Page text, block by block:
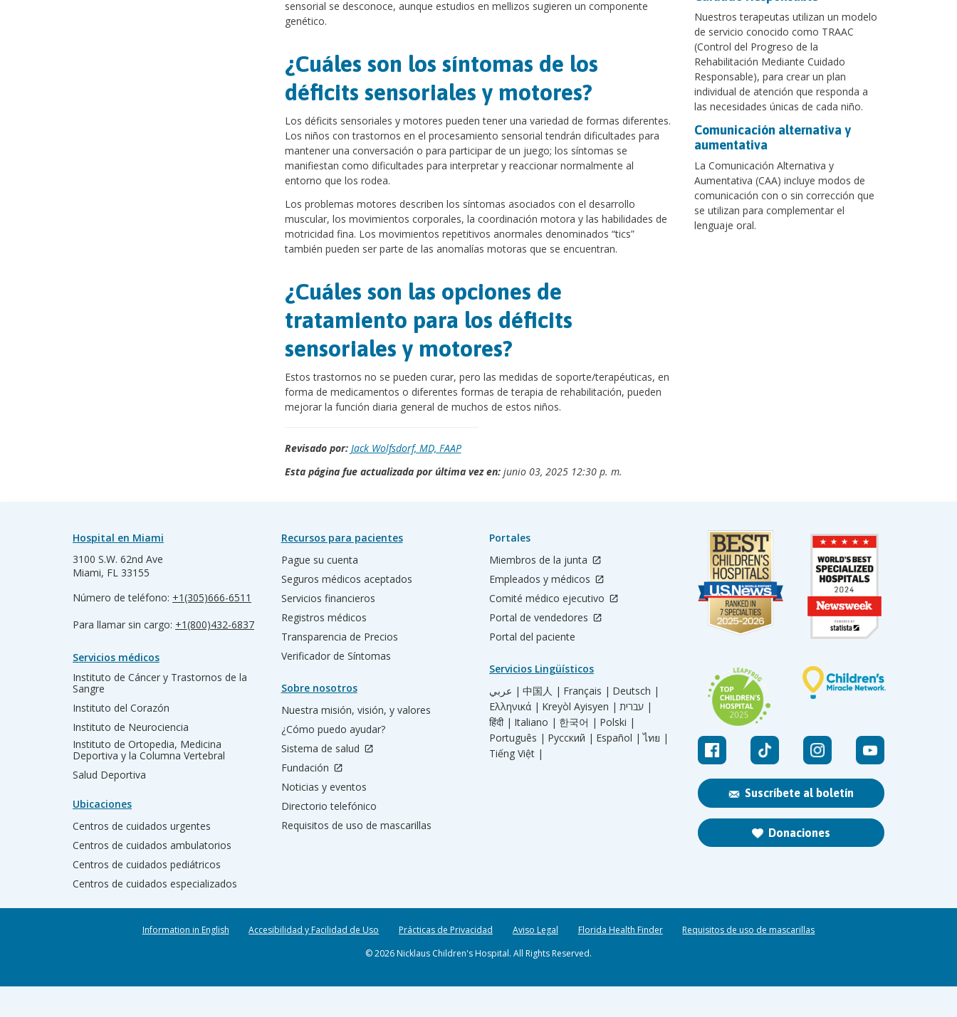
sensorial se desconoce, aunque estudios en mellizos sugieren un componente
genético.
¿Cuáles son los síntomas de los
déficits sensoriales y motores?
Los déficits sensoriales y motores pueden tener una variedad de formas diferentes.
Los niños con trastornos en el procesamiento sensorial tendrán dificultades para
mantener una conversación o para participar de un juego; los síntomas se
manifiestan como dificultades para interpretar y reaccionar normalmente al
entorno que los rodea.
Los problemas motores describen los síntomas asociados con el desarrollo
muscular, los movimientos corporales, la coordinación motora y las habilidades de
motricidad fina. Los movimientos repetitivos anormales denominados “tics”
también pueden ser parte de las anomalías motoras que se encuentran.
¿Cuáles son las opciones de
tratamiento para los déficits
sensoriales y motores?
Estos trastornos no se pueden curar, pero las medidas de soporte/terapéuticas, en
forma de medicamentos o diferentes formas de terapia de rehabilitación, pueden
mejorar la función diaria general de muchos de estos niños.
Revisado por: Jack Wolfsdorf, MD, FAAP
Esta página fue actualizada por última vez en:junio 03, 2025 12:30 p. m.
Nuestros terapeutas utilizan un modelo
de servicio conocido como TRAAC
(Control del Progreso de la
Rehabilitación Mediante Cuidado
Responsable), para crear un plan
individual de atención que responda a
las necesidades únicas de cada niño.
Comunicación alternativa y
aumentativa
La Comunicación Alternativa y
Aumentativa (CAA) incluye modos de
comunicación con o sin corrección que
se utilizan para complementar el
lenguaje oral.
Suscríbete al boletín
Donaciones
Hospital en Miami
3100 S.W. 62nd Ave
Miami, FL 33155
Número de teléfono: +1(305)666-6511
Para llamar sin cargo: +1(800)432-6837
Servicios médicos
Instituto de Cáncer y Trastornos de la
Sangre
Instituto del Corazón
Instituto de Neurociencia
Instituto de Ortopedia, Medicina
Deportiva y la Columna Vertebral
Salud Deportiva
Ubicaciones
Centros de cuidados urgentes
Centros de cuidados ambulatorios
Centros de cuidados pediátricos
Centros de cuidados especializados
Recursos para pacientes
Pague su cuenta
Seguros médicos aceptados
Servicios financieros
Registros médicos
Transparencia de Precios
Verificador de Síntomas
Sobre nosotros
Nuestra misión, visión, y valores
¿Cómo puedo ayudar?
Sistema de salud
Fundación
Noticias y eventos
Directorio telefónico
Requisitos de uso de mascarillas
Portales
Miembros de la junta
Empleados y médicos
Comité médico ejecutivo
Portal de vendedores
Portal del paciente
Servicios Lingüísticos
عربي | 中国人 | Français | Deutsch |
Ελληνικά | Kreyòl Ayisyen |
עברית |
हिंदी | Italiano | 한국어 | Polski |
Português | Русский | Español | ไทย |
Tiếng Việt |
Information in English Accesibilidad y Facilidad de Uso Prácticas de Privacidad Aviso Legal Florida Health Finder
Requisitos de uso de mascarillas
© 2026 Nicklaus Children's Hospital. All Rights Reserved.